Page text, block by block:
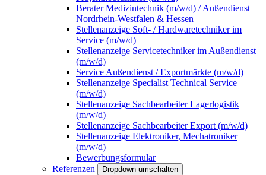
Berater Medizintechnik (m/w/d) / Außendienst
Nordrhein-Westfalen & Hessen
Stellenanzeige Soft- / Hardwaretechniker im
Service (m/w/d)
Stellenanzeige Servicetechniker im Außendienst
(m/w/d)
Service Außendienst / Exportmärkte (m/w/d)
Stellenanzeige Specialist Technical Service
(m/w/d)
Stellenanzeige Sachbearbeiter Lagerlogistik
(m/w/d)
Stellenanzeige Sachbearbeiter Export (m/w/d)
Stellenanzeige Elektroniker, Mechatroniker
(m/w/d)
Bewerbungsformular
Referenzen
Dropdown umschalten